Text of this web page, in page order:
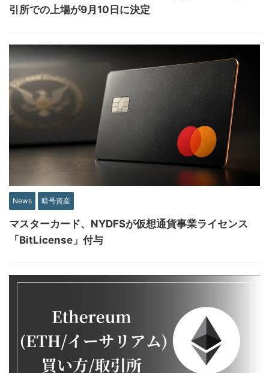
引所での上場が9月10日に決定
News 暗号資産
マスターカード、NYDFSが仮想通貨事業ライセンス
「BitLicense」付与